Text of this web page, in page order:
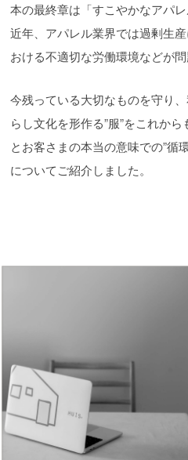
本の最終章は「すこやかなアパレ
近年、アパレル業界では過剰生
おける不適切な労働環境などが問
今残っている大切なものを守り
らし文化を形作る”服”をこれか
とお客さまの本当の意味での”循
についてご紹介しました。